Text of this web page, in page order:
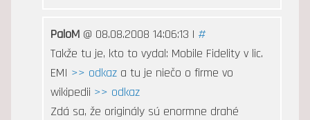
PaloM@ 08.08.2008 14:06:13 | #
Takže tu je, kto to vydal: Mobile Fidelity v lic.
EMI >> odkaza tu je niečo o firme vo
wikipedii >> odkaz
Zdá sa, že originály sú enormne drahé